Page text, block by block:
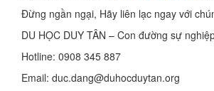
Đừng ngần ngại, Hãy liên lạc ngay với
DU HỌC DUY TÂN – Con đường sự
Hotline: 0908 345 887
Email: duc.dang@duhocduytan.org